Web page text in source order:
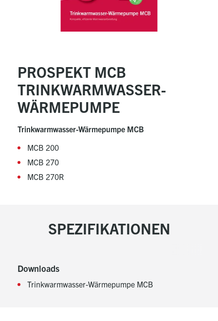
PROSPEKT MCB
TRINKWARMWASSER-
WÄRMEPUMPE
Trinkwarmwasser-Wärmepumpe MCB
MCB 200
MCB 270
MCB 270R
SPEZIFIKATIONEN
Downloads
Trinkwarmwasser-Wärmepumpe MCB